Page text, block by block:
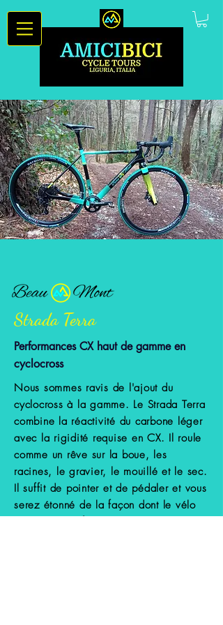
Strada Terra
Performances CX haut de gamme en
cyclocross
Nous sommes ravis de l'ajout du
cyclocross à la gamme. Le Strada Terra
combine la réactivité du carbone léger
avec la rigidité requise en CX. Il roule
comme un rêve sur la boue, les
racines, le gravier, le mouillé et le sec.
Il suffit de pointer et de pédaler et vous
serez étonné de la façon dont le vélo